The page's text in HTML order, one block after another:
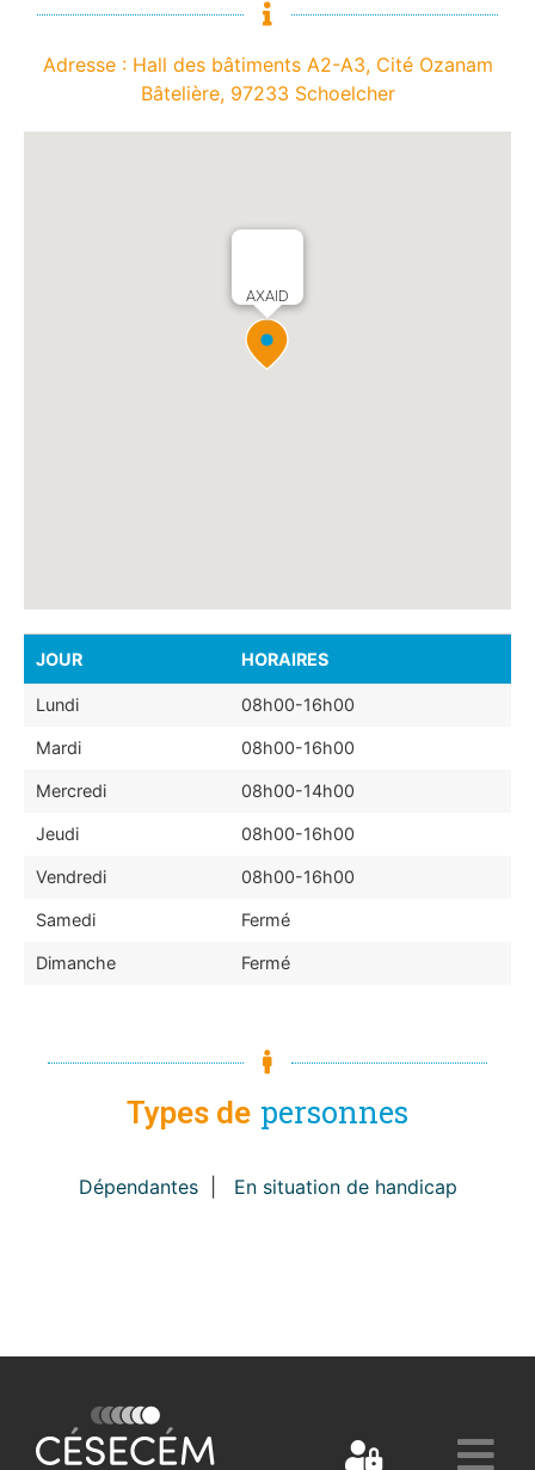
Adresse : Hall des bâtiments A2-A3, Cité Ozanam
Bâtelière, 97233 Schoelcher
AXAID
JOUR HORAIRES
Lundi 08h00-16h00
Mardi 08h00-16h00
Mercredi 08h00-14h00
Jeudi 08h00-16h00
Vendredi 08h00-16h00
Samedi Fermé
Dimanche Fermé
Types de personnes
Dépendantes En situation de handicap